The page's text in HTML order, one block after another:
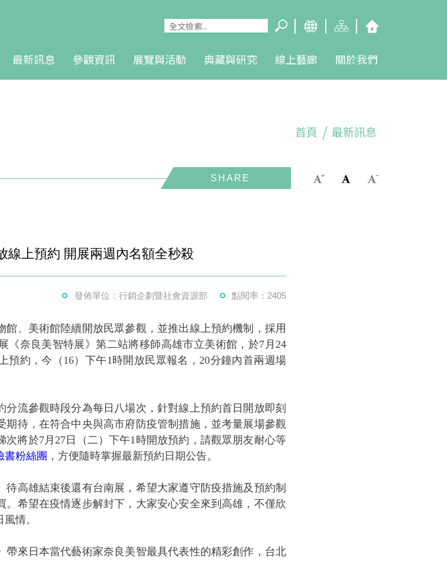
最新訊息 參觀資訊 展覽與活動 典藏與研究 線上藝廊 關於我們
首頁 最新訊息
線上預約 開展兩週內名額全秒殺
發佈單位：行銷企劃暨社會資源部 點閱率：2405
館、美術館陸續開放民眾參觀，並推出線上預約機制，採用
《奈良美智特展》第二站將移師高雄市立美術館，於7月24
預約，今（16）下午1時開放民眾報名，20分鐘內首兩週場
流參觀時段分為每日八場次，針對線上預約首日開放即刻
期待，在符合中央與高市府防疫管制措施，並考量展場參觀
將於7月27日（二）下午1時開放預約，請觀眾朋友耐心等
書粉絲團 ，方便隨時掌握最新預約日期公告。
高雄結束後還有台南展，希望大家遵守防疫措施及預約制
。希望在疫情逐步解封下，大家安心安全來到高雄，不僅欣
情。
帶來日本當代藝術家奈良美智最具代表性的精彩創作，台北